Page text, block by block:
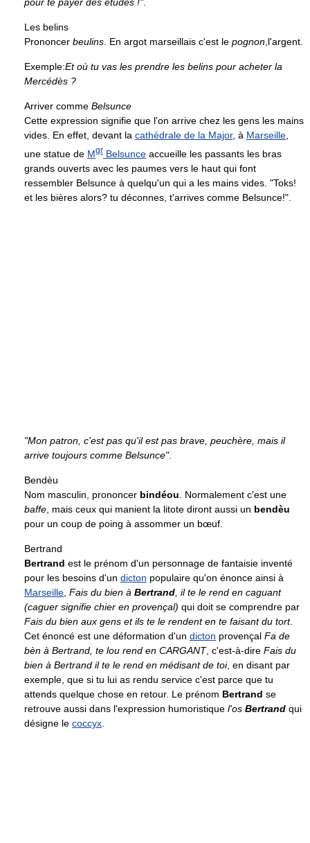
pour te payer des études !".
Les belins
Prononcer beulins. En argot marseillais c'est le pognon,l'argent.
Exemple:Et où tu vas les prendre les belins pour acheter la
Mercédès ?
Arriver comme Belsunce
Cette expression signifie que l'on arrive chez les gens les mains
vides. En effet, devant la cathédrale de la Major, à Marseille,
une statue de Mgr Belsunce accueille les passants les bras
grands ouverts avec les paumes vers le haut qui font
ressembler Belsunce à quelqu'un qui a les mains vides. "Toks!
et les bières alors? tu déconnes, t'arrives comme Belsunce!".
"Mon patron, c'est pas qu'il est pas brave, peuchère, mais il
arrive toujours comme Belsunce".
Bendèu
Nom masculin, prononcer bindéou . Normalement c'est une
baffe , mais ceux qui manient la litote diront aussi un bendèu
pour un coup de poing à assommer un bœuf.
Bertrand
Bertrand est le prénom d'un personnage de fantaisie inventé
pour les besoins d'un dicton populaire qu'on énonce ainsi à
Marseille Fais du bien à Bertrand , il te le rend en caguant
(caguer signifie chier en provençal) qui doit se comprendre par
Fais du bien aux gens et ils te le rendent en te faisant du tort.
Cet énoncé est une déformation d'un dicton provençal Fa de
bèn à Bertrand, te lou rend en CARGANT, c'est-à-dire Fais du
bien à Bertrand il te le rend en médisant de toi, en disant par
exemple, que si tu lui as rendu service c'est parce que tu
attends quelque chose en retour. Le prénom Bertrand se
retrouve aussi dans l'expression humoristique l'os Bertrand qui
désigne le coccyx